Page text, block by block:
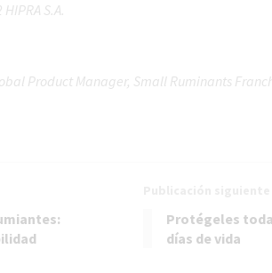
S.A.
Product Manager, Small Ruminants
Protégeles
días de vida